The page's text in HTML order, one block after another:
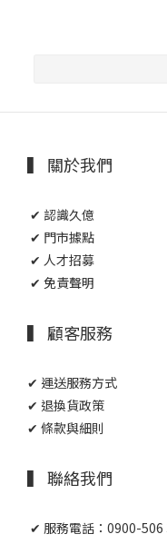
▍ 關於我們
✔ 認識久億
✔ 門市據點
✔ 人才招募
✔ 免責聲明
▍ 顧客服務
✔ 運送服務方式
✔ 退換貨政策
✔ 條款與細則
▍ 聯絡我們
✔ 服務電話：0900-506